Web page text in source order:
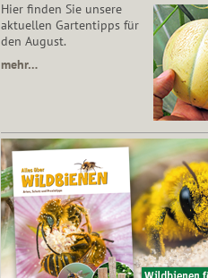
Hier finden Sie unsere
aktuellen Gartentipps für
den August.
mehr…